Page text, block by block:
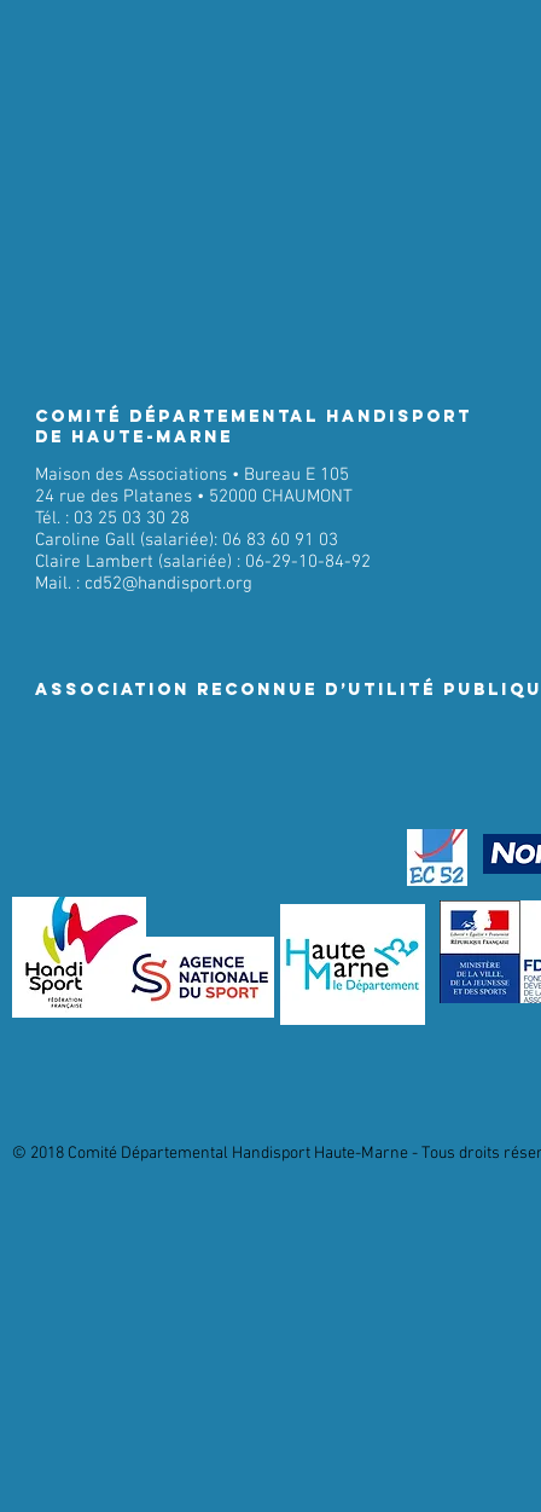
Comité Départemental Handisport
de Haute-Marne
Maison des Associations • Bureau E 105
24 rue des Platanes • 52000 CHAUMONT
Tél. : 03 25 03 30 28
Caroline Gall (salariée): 06 83 60 91 03
Claire Lambert (salariée) : 06-29-10-84-92
Mail. : cd52@handisport.org
ASSociation RECONNUE D’UTILITÉ
© 2018 Comité Départemental Handisport Haute-Marne - Tous droits